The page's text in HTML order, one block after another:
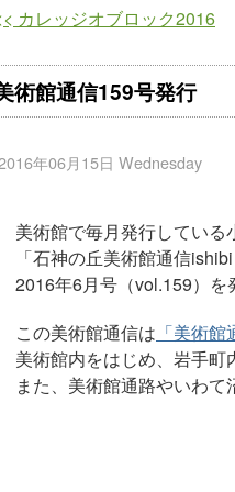
カレッジオブロック2016
術館通信159号発行
年06月15日 Wednesday
美術館で毎月発行している
「石神の丘美術館通信ishibi
2016年6月号（vol.159）を
この美術館通信は 「美術
美術館内をはじめ、岩手町
また、美術館通路やいわて